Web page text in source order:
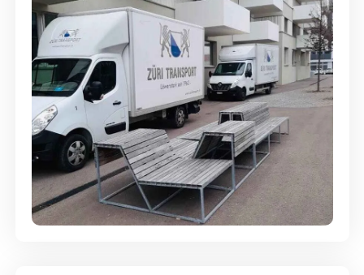
Umzugsreinigung - mit
Abgabegarantie